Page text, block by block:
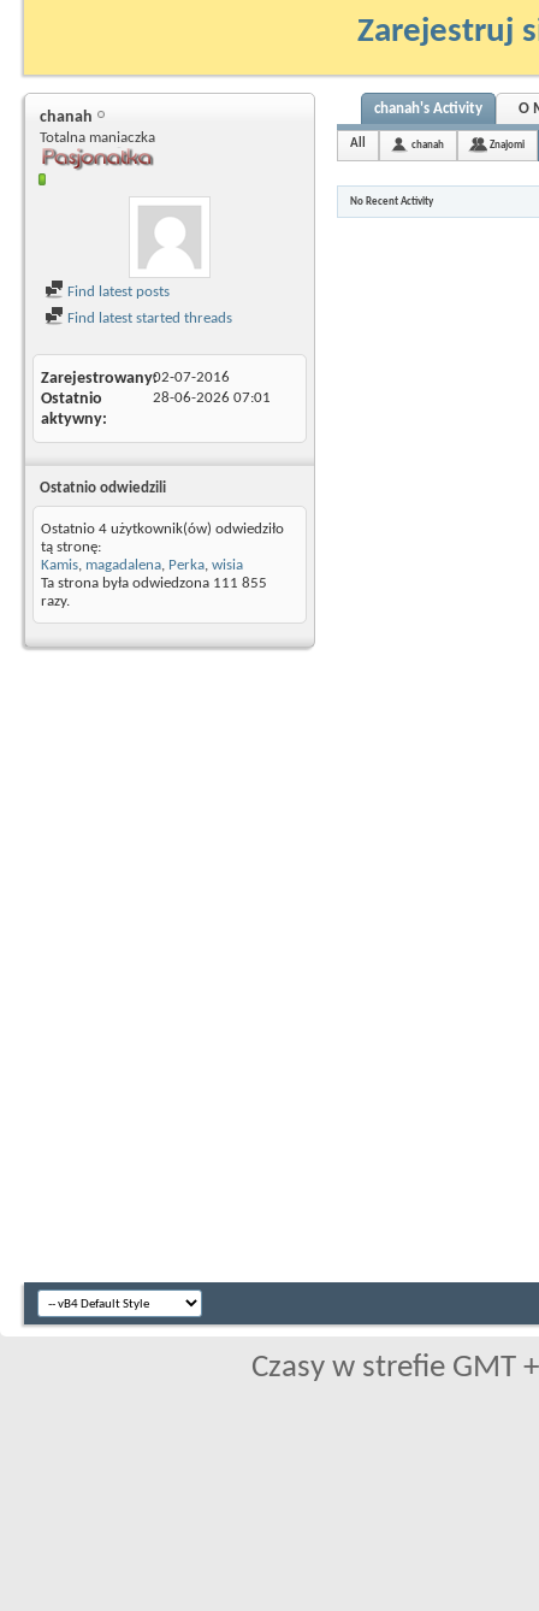
Zarejestruj
chanah
Totalna maniaczka
Find latest posts
Find latest started threads
Zarejestrowany02-07-2016
Ostatnio
aktywny
28-06-2026 07:01
Ostatnio odwiedzili
Ostatnio 4 użytkownik(ów) odwiedziło
tą stronę:
Kamis, magadalena, Perka, wisia
Ta strona była odwiedzona 111 855
razy.
chanah's Activity O
All chanah Znajomi
No Recent Activity
Czasy w strefie GMT